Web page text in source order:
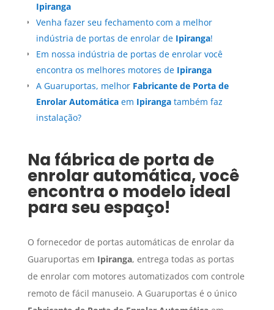
Ipiranga
Venha fazer seu fechamento com a melhor
indústria de portas de enrolar de Ipiranga!
Em nossa indústria de portas de enrolar você
encontra os melhores motores de Ipiranga
A Guaruportas, melhor Fabricante de Porta de
Enrolar Automáticaem Ipirangatambém faz
instalação?
Na fábrica de porta de
enrolar automática, você
encontra o modelo ideal
para seu espaço!
O fornecedor de portas automáticas de enrolar da
Guaruportas em Ipiranga, entrega todas as portas
de enrolar com motores automatizados com controle
remoto de fácil manuseio. A Guaruportas é o único